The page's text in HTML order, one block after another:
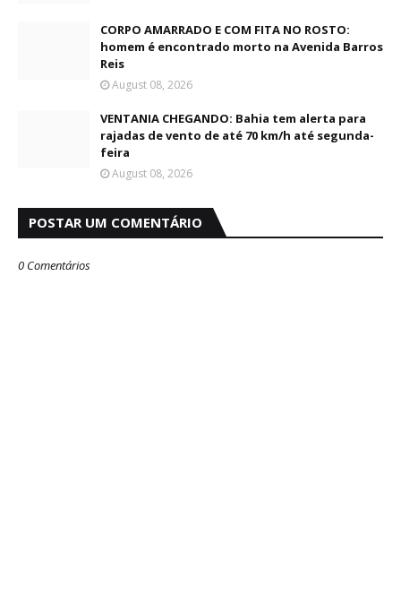
CORPO AMARRADO E COM FITA NO ROSTO:
homem é encontrado morto na Avenida Barros
Reis
August 08, 2026
VENTANIA CHEGANDO: Bahia tem alerta para
rajadas de vento de até 70 km/h até segunda-
feira
August 08, 2026
POSTAR UM COMENTÁRIO
0 Comentários